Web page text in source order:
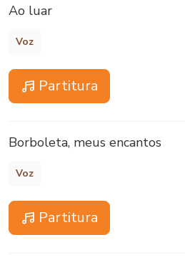
Ao luar
Voz
Partitura
Borboleta, meus encantos
Voz
Partitura